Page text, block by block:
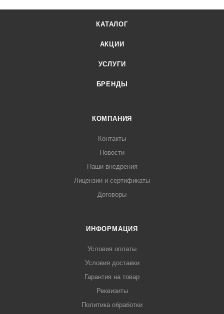
КАТАЛОГ
АКЦИИ
УСЛУГИ
БРЕНДЫ
КОМПАНИЯ
Контакты
Новости
Наши внедрения
Лицензии и сертификаты
Договоры
ИНФОРМАЦИЯ
Условия оплаты
Условия доставки
Гарантия на товар
Реквизиты
Политика обработки